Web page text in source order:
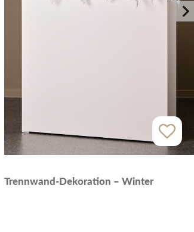
Trennwand-Dekoration – Winter